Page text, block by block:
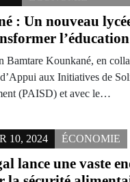
: Un nouveau
Bamtare Kounkané, en
aux Initiatives de
(PAISD) et avec le…
10, 2024 ÉCONOMIE
lance une vaste